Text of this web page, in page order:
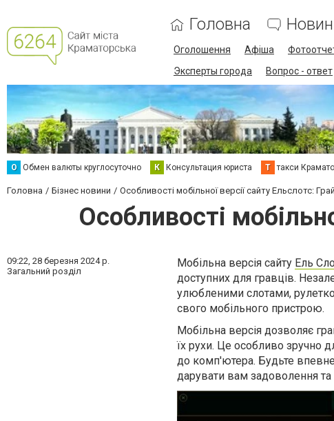
Головна
Оголошення Афіша
Эксперты города
Вопрос - ответ
О Обмен валюты круглосуточно К Консультация юриста Т такси
Головна Бізнес новини Особливості мобільної версії сайту Ельcлотс:
Особливості
09:22, 28 березня 2024 р.
Загальний розділ
Мобільна версія сайту Ель
доступних для гравців.
улюбленими слотами,
свого мобільного пристрою.
Мобільна версія дозволяє
їх рухи. Це особливо зручно
до комп'ютера. Будьте
дарувати вам задоволення та